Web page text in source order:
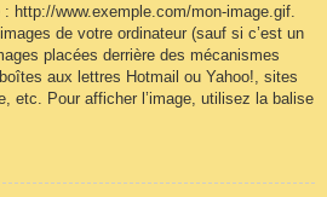
http://www.exemple.com/mon-image.gif.
de votre ordinateur (sauf si c’est un
placées derrière des mécanismes
aux lettres Hotmail ou Yahoo!, sites
etc. Pour afficher l’image, utilisez la balise